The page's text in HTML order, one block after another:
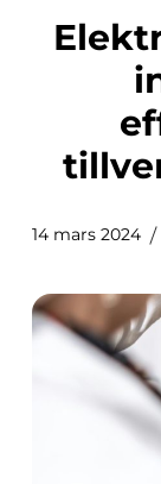
Elektronisk omrörare –
14 mars 2024